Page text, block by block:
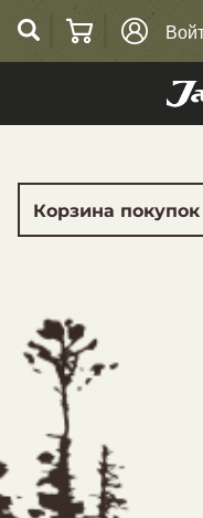
Корзина